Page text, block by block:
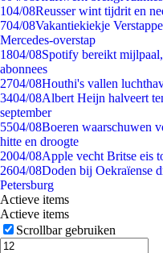
104/08Reusser wint tijdrit en
704/08Vakantiekiekje
Mercedes-overstap
1804/08Spotify bereikt
abonnees
2704/08Houthi's vallen
3404/08Albert Heijn halveert
september
5504/08Boeren waarschuwen
hitte en droogte
2004/08Apple vecht Britse eis
2604/08Doden bij Oekraïense
Petersburg
Actieve items
Actieve items
Scrollbar gebruiken